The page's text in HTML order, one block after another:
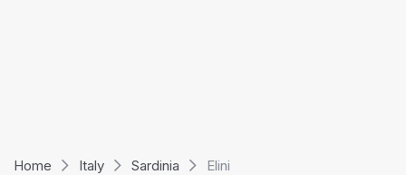
Home Italy Sardinia Elini